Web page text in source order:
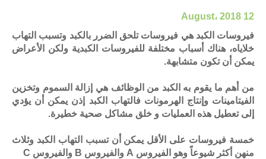
12 August، 2018
فيروسات الكبد هي فيروسات تلحق الضرر بالكبد وتسبب التهاب
خلاياه، هناك أسباب مختلفة للفيروسات الكبدية ولكن الأعراض
يمكن أن تكون متشابهة.
من أهم ما يقوم به الكبد من الوظائف هي إزالة السموم وتخزين
الفيتامينات وإنتاج الهرمونات فالتهاب الكبد إذن يمكن أن يؤدي
إلى تعطيل هذه العمليات و خلق مشاكل صحية خطيرة.
خمسة فيروسات على الأقل يمكن أن تسبب التهاب الكبد وثلاث
منهن أكثر شيوعاً وهو الفيروس A والفيروس B والفيروس C